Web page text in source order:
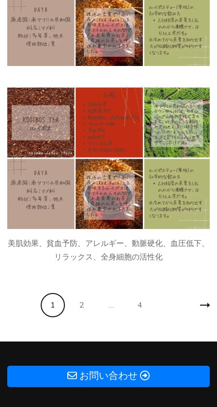
美肌効果、貧血予防、アレルギー、動脈硬化、血圧低下、
リラックス、全身細胞の活性化
ペ
ジ
固
1 固
ー
2 … 固
ー
4
お問い合わせ